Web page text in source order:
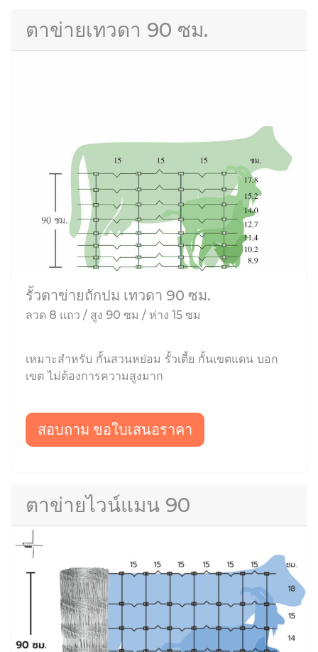
ตาข่ายเทวดา 90 ซม.
รั้วตาข่ายถักปม เทวดา 90 ซม.
ลวด 8 แถว / สูง 90 ซม / ห่าง 15 ซม
เหมาะสำหรับ กั้นสวนหย่อม รั้วเตี้ย กั้นเขตแดน บอก
เขต ไม่ต้องการความสูงมาก
สอบถาม ขอใบเสนอราคา
ตาข่ายไวน์แมน 90